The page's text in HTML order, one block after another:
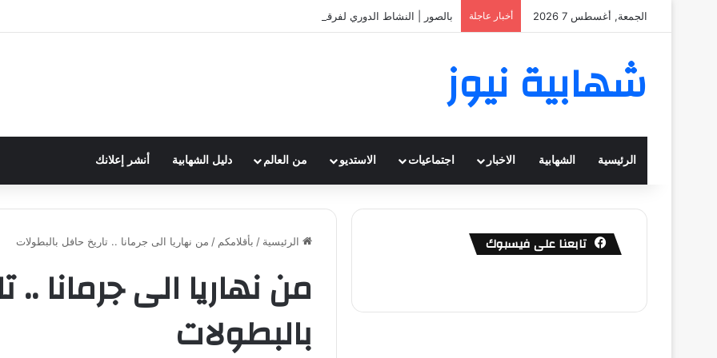
الجمعة, أغسطس 7 2026 أخبار عاجلة بالصور | النشاط الدوري لفرقة الكشافة في فوج الامام الصادق (ع)
شهابية نيوز
الرئيسية الشهابية الاخبار اجتماعيات الاستديو من العالم دليل الشهابية أنشر إعلانك
الرئيسية / بأقلامكم / من نهاريا الى جرمانا .. تاريخ حافل بالبطولات
من نهاريا الى جرمانا ..
بالبطولات
تابعنا على فيسبوك